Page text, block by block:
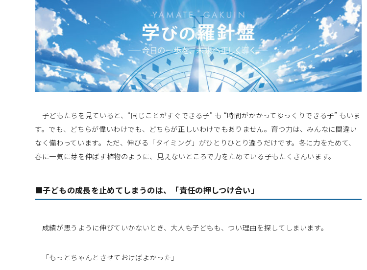
子どもたちを見ていると、“同じことがすぐできる子” も “時間がかかってゆっくりできる子” もいま
す。でも、どちらが偉いわけでも、どちらが正しいわけでもありません。育つ力は、みんなに間違い
なく備わっています。ただ、伸びる「タイミング」がひとりひとり違うだけです。冬に力をためて、
春に一気に芽を伸ばす植物のように、見えないところで力をためている子もたくさんいます。
■子どもの成長を止めてしまうのは、「責任の押しつけ合い」
成績が思うように伸びていかないとき、大人も子どもも、つい理由を探してしまいます。
「もっとちゃんとさせておけばよかった」